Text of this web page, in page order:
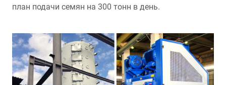
план подачи семян на 300 тонн в день.